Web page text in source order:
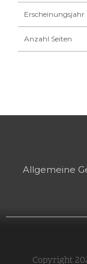
Erscheinungsjahr
Anzahl Seiten
Allgemeine
Copyright